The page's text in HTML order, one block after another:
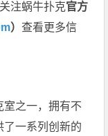
注蜗牛扑克官方
）查看更多信
室之一，拥有不
了一系列创新的